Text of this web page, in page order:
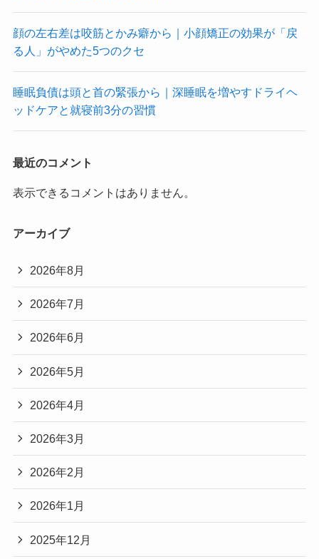
顔の左右差は咬筋とかみ癖から｜小顔矯正の効果が「戻
る人」がやめた5つのクセ
睡眠負債は頭と首の緊張から｜深睡眠を増やすドライヘ
ッドケアと就寝前3分の習慣
最近のコメント
表示できるコメントはありません。
アーカイブ
2026年8月
2026年7月
2026年6月
2026年5月
2026年4月
2026年3月
2026年2月
2026年1月
2025年12月